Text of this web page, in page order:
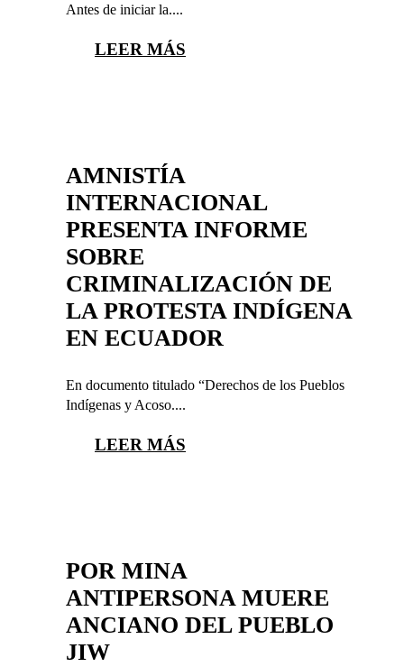
Antes de iniciar la....
LEER MÁS
AMNISTÍA
INTERNACIONAL
PRESENTA INFORME
SOBRE
CRIMINALIZACIÓN DE
LA PROTESTA INDÍGENA
EN ECUADOR
En documento titulado “Derechos de los Pueblos
Indígenas y Acoso....
LEER MÁS
POR MINA
ANTIPERSONA MUERE
ANCIANO DEL PUEBLO
JIW